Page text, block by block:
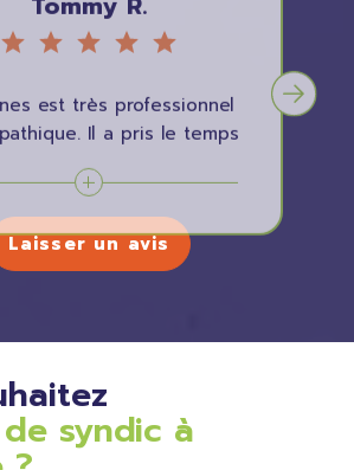
est très professionnel
Il a pris le temps
correctement mon état
des lieux d"entrée.
Laisser un avis
syndic à